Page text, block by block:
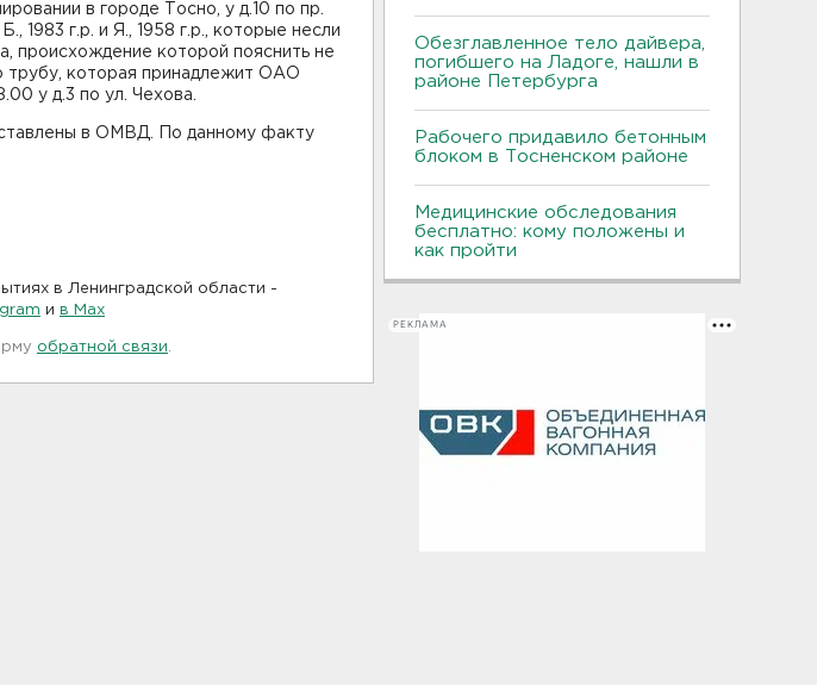
в городе Тосно, у д.10 по пр.
1983 г.р. и Я., 1958 г.р., которые несли
происхождение которой пояснить не
трубу, которая принадлежит ОАО
у д.3 по ул. Чехова.
в ОМВД. По данному факту
в Ленинградской области -
и в Maх
обратной связи
Обезглавленное тело дайвера,
погибшего на Ладоге, нашли в
районе Петербурга
Рабочего придавило бетонным
блоком в Тосненском районе
Медицинские обследования
бесплатно: кому положены и
как пройти
РЕКЛАМА